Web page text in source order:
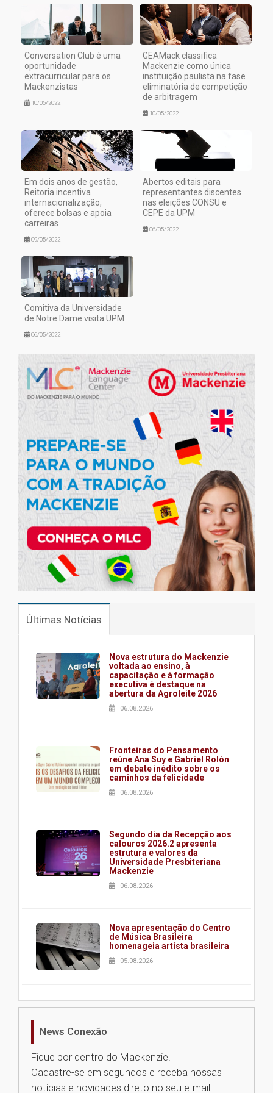
Conversation Club é uma
oportunidade
extracurricular para os
Mackenzistas
10/05/2022
GEAMack classifica
Mackenzie como única
instituição paulista na fase
eliminatória de competição
de arbitragem
10/05/2022
Em dois anos de gestão,
Reitoria incentiva
internacionalização,
oferece bolsas e apoia
carreiras
09/05/2022
Abertos editais para
representantes discentes
nas eleições CONSU e
CEPE da UPM
06/05/2022
Comitiva da Universidade
de Notre Dame visita UPM
06/05/2022
Últimas Notícias
Nova estrutura do Mackenzie
voltada ao ensino, à
capacitação e à formação
executiva é destaque na
abertura da Agroleite 2026
06.08.2026
Fronteiras do Pensamento
reúne Ana Suy e Gabriel Rolón
em debate inédito sobre os
caminhos da felicidade
06.08.2026
Segundo dia da Recepção aos
calouros 2026.2 apresenta
estrutura e valores da
Universidade Presbiteriana
Mackenzie
06.08.2026
Nova apresentação do Centro
de Música Brasileira
homenageia artista brasileira
05.08.2026
Universidade Mackenzie
Seminário discute desafios
das novas tecnologias em
News Conexão
Fique por dentro do Mackenzie!
Cadastre-se em segundos e receba nossas
notícias e novidades direto no seu e-mail.